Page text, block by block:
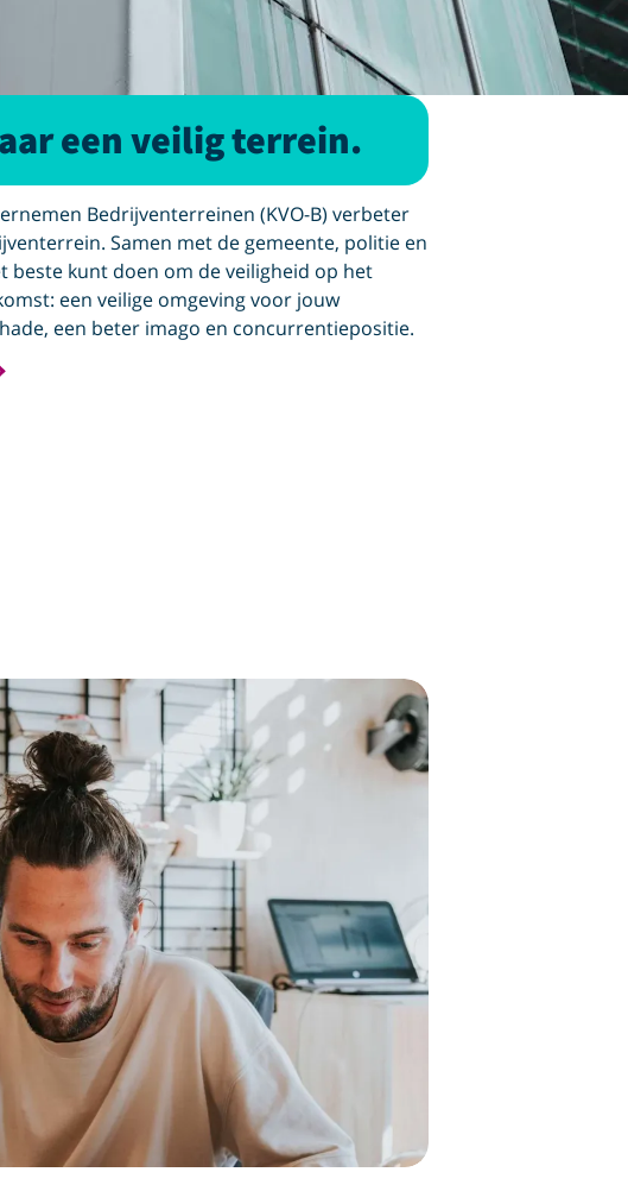
een veilig terrein.
Bedrijventerreinen (KVO-B) verbeter
Samen met de gemeente, politie en
beste kunt doen om de veiligheid op het
een veilige omgeving voor jouw
een beter imago en concurrentiepositie.